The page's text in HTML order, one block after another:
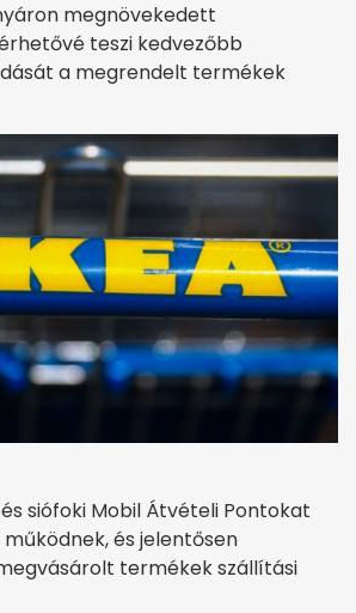
megnövekedett
teszi kedvezőbb
a megrendelt termékek
siófoki Mobil Átvételi Pontokat
és jelentősen
termékek szállítási